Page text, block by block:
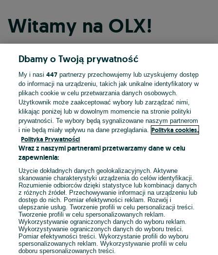
Witamy na OLX!
Kontynuuj przez Facebooka
Kontynuuj przez konto Apple
Kontynuuj przez konto Google
LUB
E-mail
Hasło
Dbamy o Twoją prywatność
My i nasi447 partnerzy przechowujemy lub uzyskujemy dostęp
do informacji na urządzeniu, takich jak unikalne identyfikatory w
plikach cookie w celu przetwarzania danych osobowych.
Użytkownik może zaakceptować wybory lub zarządzać nimi,
klikając poniżej lub w dowolnym momencie na stronie polityki
prywatności. Te wybory będą sygnalizowane naszym partnerom
i nie będą miały wpływu na dane przeglądania.
Polityka cookies,
Polityka Prywatności
Wraz z naszymi partnerami przetwarzamy dane w celu
zapewnienia:
Użycie dokładnych danych geolokalizacyjnych. Aktywne
skanowanie charakterystyki urządzenia do celów identyfikacji.
Rozumienie odbiorców dzięki statystyce lub kombinacji danych
z różnych źródeł. Przechowywanie informacji na urządzeniu lub
dostęp do nich. Pomiar efektywności reklam. Rozwój i
ulepszanie usług. Tworzenie profili w celu personalizacji treści.
Tworzenie profili w celu spersonalizowanych reklam.
Wykorzystywanie ograniczonych danych do wyboru reklam.
Wykorzystywanie ograniczonych danych do wyboru treści.
Pomiar efektywności treści. Wykorzystanie profili do wyboru
spersonalizowanych reklam. Wykorzystywanie profili w celu
doboru spersonalizowanych treści.